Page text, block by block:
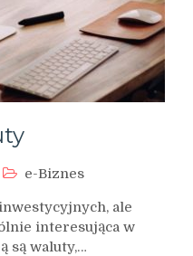
e-Biznes
ale
interesująca w
są waluty,…